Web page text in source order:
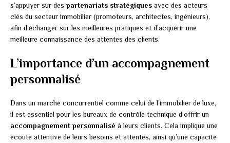
s’appuyer sur des partenariats stratégiques avec des acteurs
clés du secteur immobilier (promoteurs, architectes, ingénieurs),
afin d’échanger sur les meilleures pratiques et d’acquérir une
meilleure connaissance des attentes des clients.
L’importance d’un accompagnement
personnalisé
Dans un marché concurrentiel comme celui de l’immobilier de luxe,
il est essentiel pour les bureaux de contrôle technique d’offrir un
accompagnement personnalisé à leurs clients. Cela implique une
écoute attentive de leurs besoins et attentes, ainsi qu’une capacité